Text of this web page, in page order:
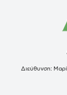
Διεύθυνση: